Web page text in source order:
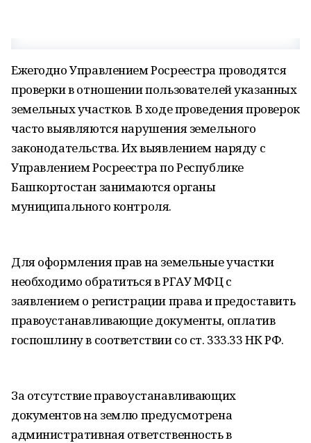
Ежегодно Управлением Росреестра проводятся
проверки в отношении пользователей указанных
земельных участков. В ходе проведения проверок
часто выявляются нарушения земельного
законодательства. Их выявлением наряду с
Управлением Росреестра по Республике
Башкортостан занимаются органы
муниципального контроля.
Для оформления прав на земельные участки
необходимо обратиться в РГАУ МФЦ с
заявлением о регистрации права и предоставить
правоустанавливающие документы, оплатив
госпошлину в соответствии со ст. 333.33 НК РФ.
За отсутствие правоустанавливающих
документов на землю предусмотрена
административная ответственность в